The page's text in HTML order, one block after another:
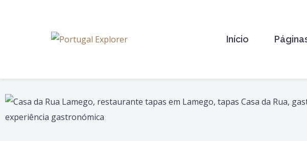
Início